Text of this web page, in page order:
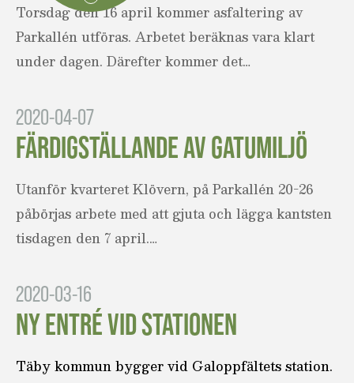
Torsdag den 16 april kommer asfaltering av
Parkallén utföras. Arbetet beräknas vara klart
under dagen. Därefter kommer det…
2020-04-07
FÄRDIGSTÄLLANDE AV GATUMILJÖ
Utanför kvarteret Klövern, på Parkallén 20-26
påbörjas arbete med att gjuta och lägga kantsten
tisdagen den 7 april.…
2020-03-16
NY ENTRÉ VID STATIONEN
Täby kommun bygger vid Galoppfältets station.